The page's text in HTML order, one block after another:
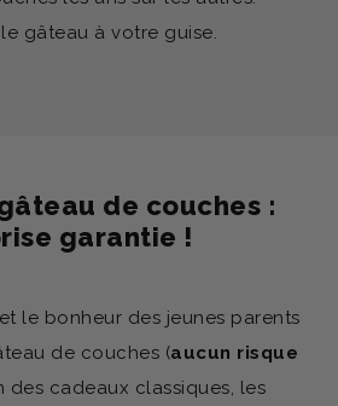
gâteau à votre guise.
de couches :
garantie !
le bonheur des jeunes parents
de couches (aucun risque
des cadeaux classiques, les